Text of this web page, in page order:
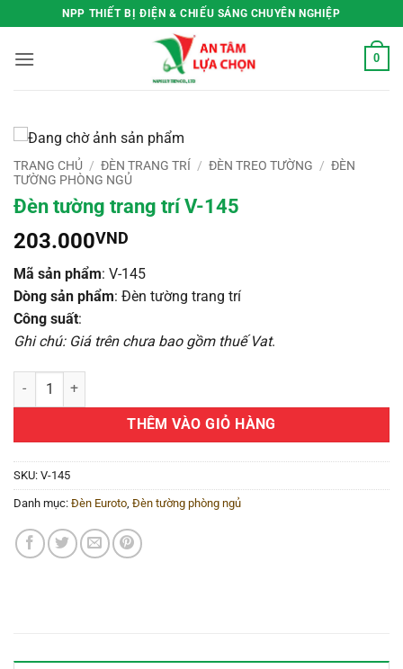
qua
nội
NPP THIẾT BỊ ĐIỆN & CHIẾU SÁNG CHUYÊN NGHIỆP
0
TRANG CHỦ / ĐÈN TRANG TRÍ / ĐÈN TREO TƯỜNG / ĐÈN
TƯỜNG PHÒNG NGỦ
Đèn tường trang trí V-145
203.000VND
Mã sản phẩm: V-145
Dòng sản phẩm: Đèn tường trang trí
Công suất:
Ghi chú: Giá trên chưa bao gồm thuế Vat.
Đèn tường trang trí V-145 số lượng
THÊM VÀO GIỎ HÀNG
SKU: V-145
Danh mục: Đèn Euroto Đèn tường phòng ngủ